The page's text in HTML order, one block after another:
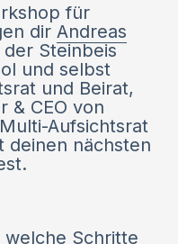
für
dir Andreas
Steinbeis
und selbst
und Beirat,
& CEO von
Aufsichtsrat
deinen nächsten
welche Schritte